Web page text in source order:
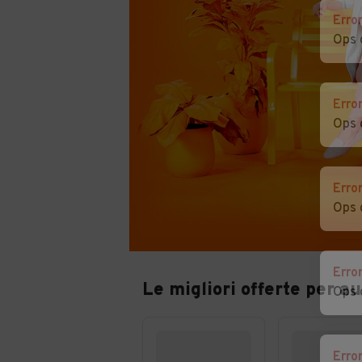
Le migliori offerte per
Error
Ops
Error
Ops
Error
Ops
Error
Ops
Error